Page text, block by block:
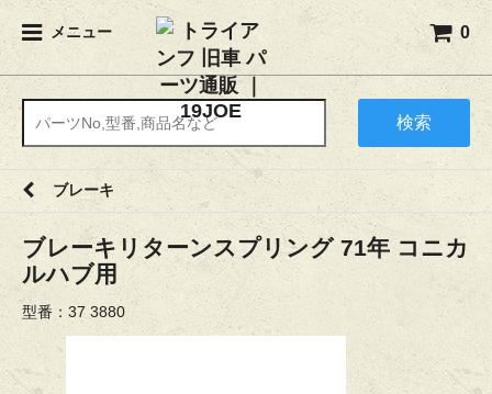
メニュー 0
検索
ブレーキ
ブレーキリターンスプリング 71年 コニカ
ルハブ用
型番：37 3880